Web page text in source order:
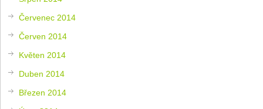
Červenec 2014
Červen 2014
Květen 2014
Duben 2014
Březen 2014